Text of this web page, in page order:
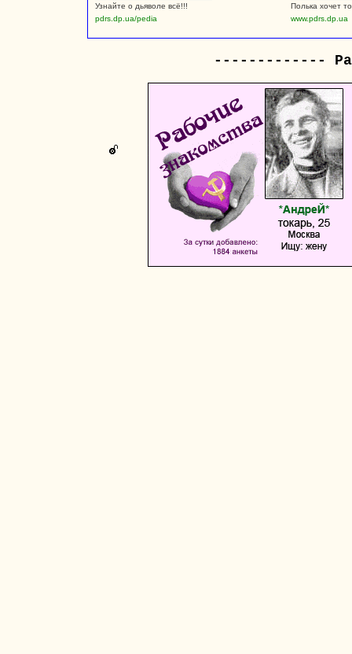
Узнайте о дьяволе всё!!!
pdrs.dp.ua/pedia
Полька хочет
www.pdrs.dp.ua
-------------